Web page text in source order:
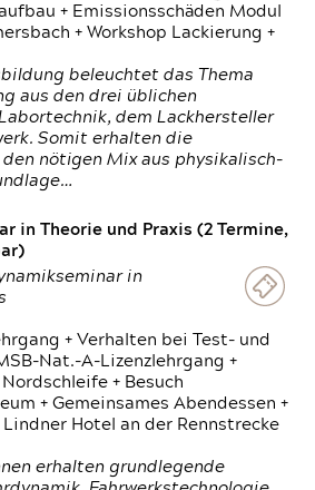
+ Emissionsschäden Modul
+ Workshop Lackierung +
beleuchtet das Thema
aus den drei üblichen
dem Lackhersteller
Somit erhalten die
den nötigen Mix aus physikalisch-
in Theorie und Praxis (2 Termine,
in
+ Verhalten bei Test- und
Nat.-A-Lizenzlehrgang +
Nordschleife + Besuch
+ Gemeinsames Abendessen +
Hotel an der Rennstrecke
erhalten grundlegende